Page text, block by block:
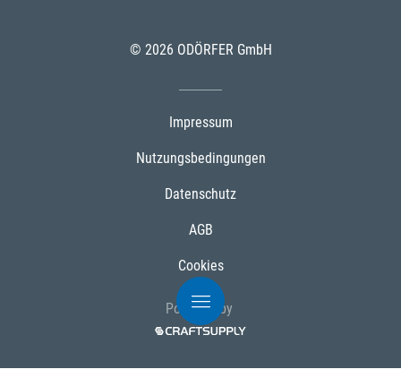
© 2026 ODÖRFER GmbH
Impressum
Nutzungsbedingungen
Datenschutz
AGB
Cookies
Powered by